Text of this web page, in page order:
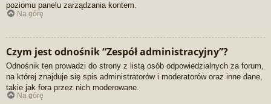
poziomu panelu zarządzania kontem.
Na górę
Czym jest odnośnik “Zespół administracyjny”?
Odnośnik ten prowadzi do strony z listą osób odpowiedzialnych za forum,
na której znajduje się spis administratorów i moderatorów oraz inne dane,
takie jak fora przez nich moderowane.
Na górę